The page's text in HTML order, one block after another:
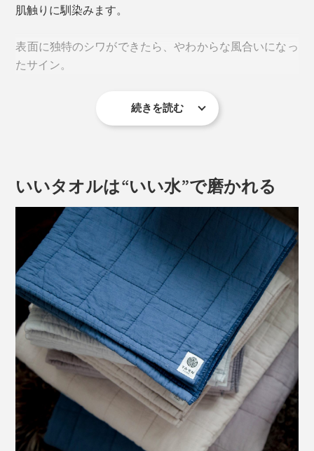
タオルの摩擦による肌や髪への刺激や乾燥の心配もない
での時間は異なります。
今まで使っていた厚手パイル地のフェイスタオルと比べ
たら、同じサイズで7時間もの時短がかないました。こ
の速さは、本当に驚きです。
すぐビショ濡れになる洗面所のタオルも、『UKIHA』な
らいつも快適。大家族には特におすすめです。
肌触りに馴染みます。
表面に独特のシワができたら、やわからな風合いになっ
たサイン。
写真は、新品状態（左）、1回洗濯（中央）、2カ月間ほど使用（右）した
『UKIHA』。洗濯を重ねるほどに、ふっくらしているのがわかります。
毛羽立ちにくく、ホコリ（細かい繊維くず）が出にくい
点も、優れた特徴です。
続きを読む
いいタオルは“いい水”で磨かれる